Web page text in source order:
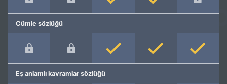
Cümle sözlüğü
Eş anlamlı kavramlar sözlüğü